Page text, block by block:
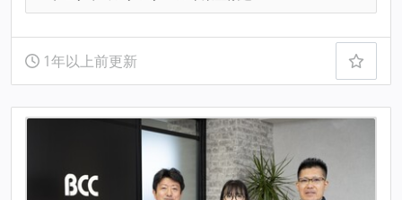
1年以上前更新